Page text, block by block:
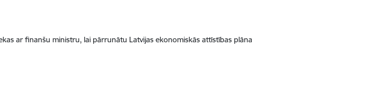
ar finanšu ministru, lai pārrunātu Latvijas ekonomiskās attīstības plāna